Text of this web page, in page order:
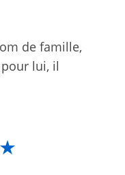
de famille,
lui, il